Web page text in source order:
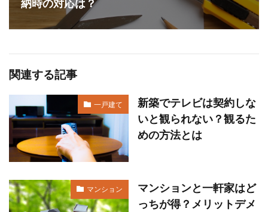
納時の対応は？
関連する記事
一戸建て
新築でテレビは契約しな
いと観られない？観るた
めの方法とは
マンション
マンションと一軒家はど
っちが得？メリットデメ